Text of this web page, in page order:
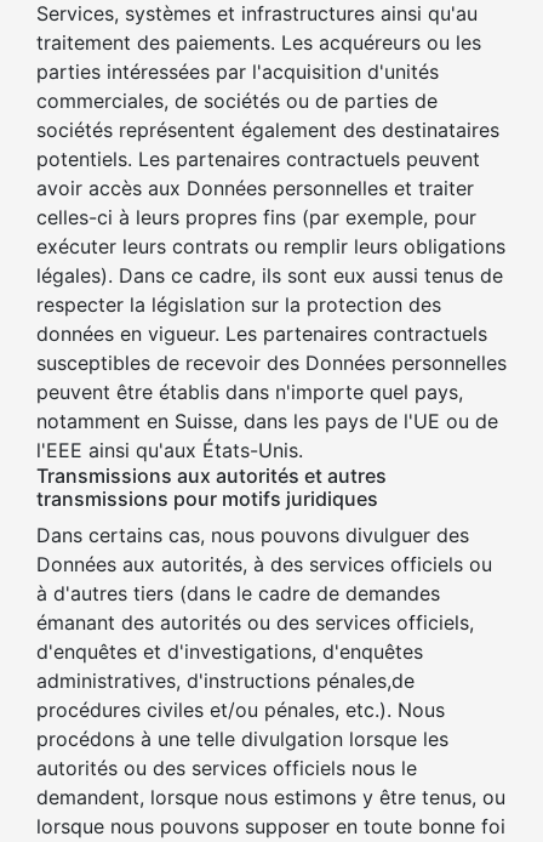
Services, systèmes et infrastructures ainsi qu'au
traitement des paiements. Les acquéreurs ou les
parties intéressées par l'acquisition d'unités
commerciales, de sociétés ou de parties de
sociétés représentent également des destinataires
potentiels. Les partenaires contractuels peuvent
avoir accès aux Données personnelles et traiter
celles-ci à leurs propres fins (par exemple, pour
exécuter leurs contrats ou remplir leurs obligations
légales). Dans ce cadre, ils sont eux aussi tenus de
respecter la législation sur la protection des
données en vigueur. Les partenaires contractuels
susceptibles de recevoir des Données personnelles
peuvent être établis dans n'importe quel pays,
notamment en Suisse, dans les pays de l'UE ou de
l'EEE ainsi qu'aux États-Unis.
Transmissions aux autorités et autres
transmissions pour motifs juridiques
Dans certains cas, nous pouvons divulguer des
Données aux autorités, à des services officiels ou
à d'autres tiers (dans le cadre de demandes
émanant des autorités ou des services officiels,
d'enquêtes et d'investigations, d'enquêtes
administratives, d'instructions pénales,de
procédures civiles et/ou pénales, etc.). Nous
procédons à une telle divulgation lorsque les
autorités ou des services officiels nous le
demandent, lorsque nous estimons y être tenus, ou
lorsque nous pouvons supposer en toute bonne foi